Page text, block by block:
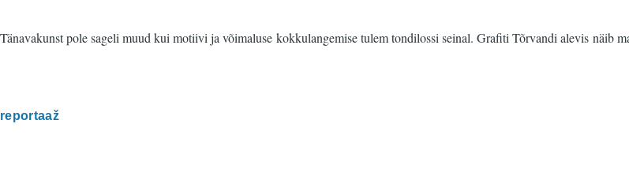
Tänavakunst pole sageli muud kui motiivi ja võimaluse kokkulangemise tulem tondilossi seinal. Grafiti Tõrvandi alevis näib
reportaaž